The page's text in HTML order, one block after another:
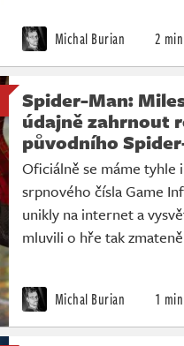
Michal Burian 2
Spider-Man:
údajně zahrnout
původního
Oficiálně se máme tyhle
srpnového čísla Game
unikly na internet a
mluvili o hře tak
Michal Burian 1